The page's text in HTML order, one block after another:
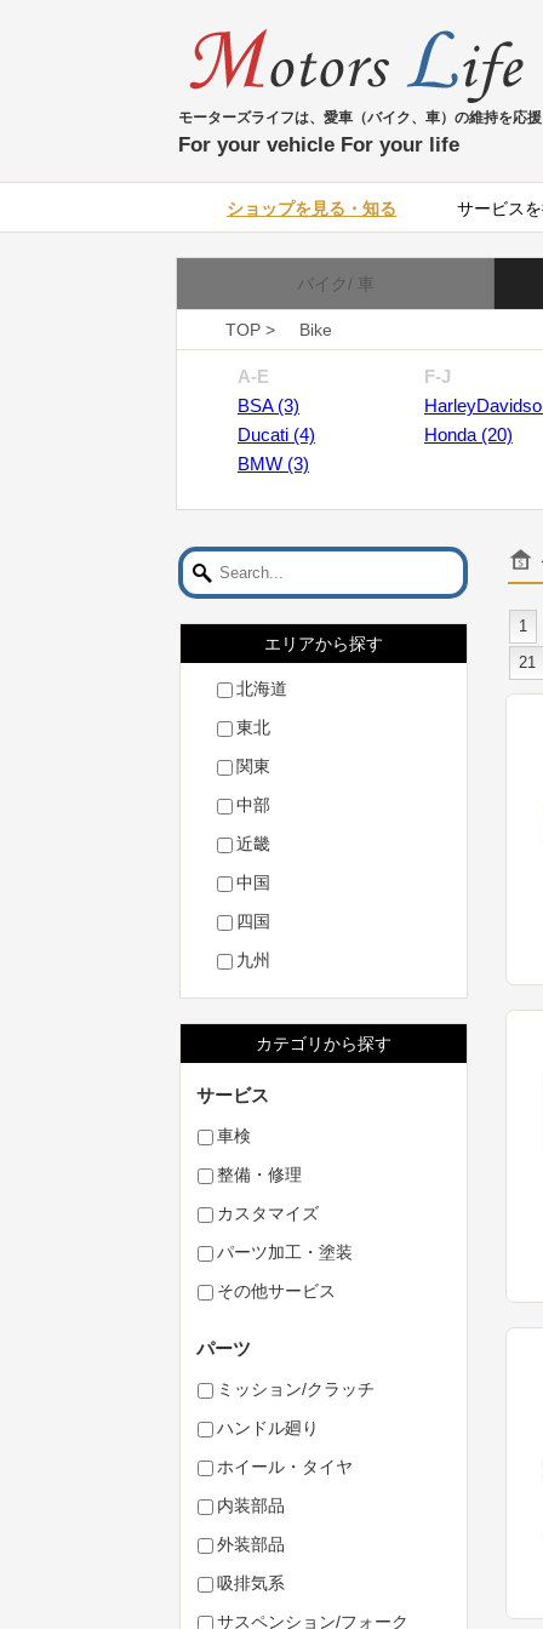
モーターズライフは、愛車（バイク、車）の維持を応援
For your vehicle For your life
ショップを見る・知る サービス
バイク/ 車
TOP > Bike
A-E
BSA (3)
Ducati (4)
BMW (3)
F-J
Honda (20)
エリアから探す
北海道
東北
関東
中部
近畿
中国
四国
九州
カテゴリから探す
サービス
車検
整備・修理
カスタマイズ
パーツ加工・塗装
その他サービス
パーツ
ミッション/クラッチ
ハンドル廻り
ホイール・タイヤ
内装部品
外装部品
吸排気系
サスペンション/フォーク
1
21